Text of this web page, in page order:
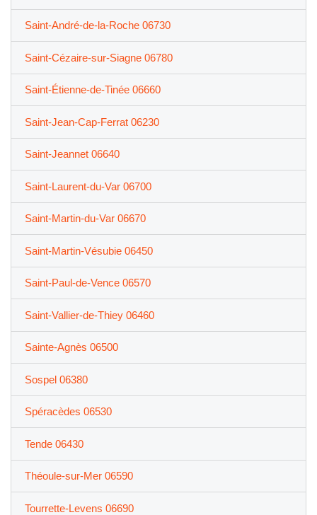
Saint-André-de-la-Roche 06730
Saint-Cézaire-sur-Siagne 06780
Saint-Étienne-de-Tinée 06660
Saint-Jean-Cap-Ferrat 06230
Saint-Jeannet 06640
Saint-Laurent-du-Var 06700
Saint-Martin-du-Var 06670
Saint-Martin-Vésubie 06450
Saint-Paul-de-Vence 06570
Saint-Vallier-de-Thiey 06460
Sainte-Agnès 06500
Sospel 06380
Spéracèdes 06530
Tende 06430
Théoule-sur-Mer 06590
Tourrette-Levens 06690